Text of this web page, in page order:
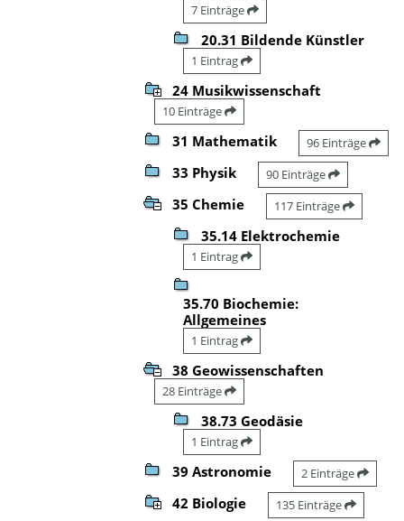
7 Einträge
20.31 Bildende Künstler
1 Eintrag
24 Musikwissenschaft
10 Einträge
31 Mathematik 96 Einträge
33 Physik 90 Einträge
35 Chemie 117 Einträge
35.14 Elektrochemie
1 Eintrag
35.70 Biochemie:
Allgemeines
1 Eintrag
38 Geowissenschaften
28 Einträge
38.73 Geodäsie
1 Eintrag
39 Astronomie 2 Einträge
42 Biologie 135 Einträge